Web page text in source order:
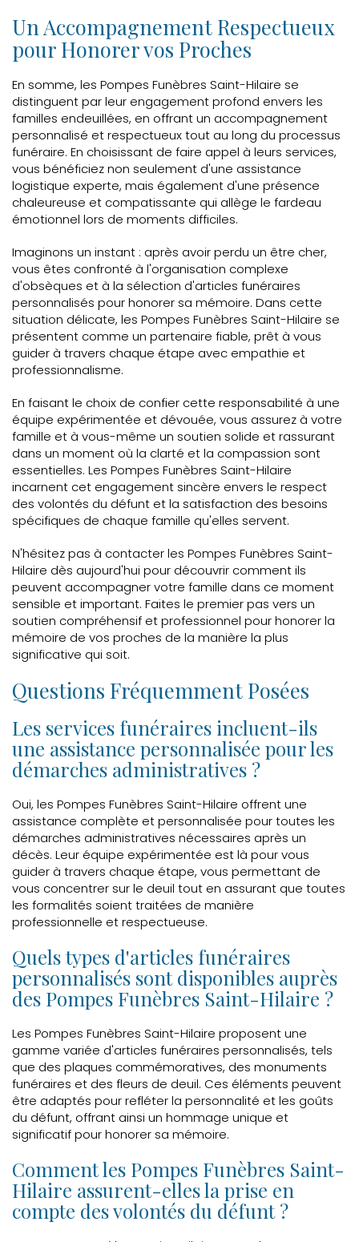
Un Accompagnement Respectueux
pour Honorer vos Proches
En somme, les Pompes Funèbres Saint-Hilaire se
distinguent par leur engagement profond envers les
familles endeuillées, en offrant un accompagnement
personnalisé et respectueux tout au long du processus
funéraire. En choisissant de faire appel à leurs services,
vous bénéficiez non seulement d'une assistance
logistique experte, mais également d'une présence
chaleureuse et compatissante qui allège le fardeau
émotionnel lors de moments difficiles.
Imaginons un instant : après avoir perdu un être cher,
vous êtes confronté à l'organisation complexe
d'obsèques et à la sélection d'articles funéraires
personnalisés pour honorer sa mémoire. Dans cette
situation délicate, les Pompes Funèbres Saint-Hilaire se
présentent comme un partenaire fiable, prêt à vous
guider à travers chaque étape avec empathie et
professionnalisme.
En faisant le choix de confier cette responsabilité à une
équipe expérimentée et dévouée, vous assurez à votre
famille et à vous-même un soutien solide et rassurant
dans un moment où la clarté et la compassion sont
essentielles. Les Pompes Funèbres Saint-Hilaire
incarnent cet engagement sincère envers le respect
des volontés du défunt et la satisfaction des besoins
spécifiques de chaque famille qu'elles servent.
N'hésitez pas à contacter les Pompes Funèbres Saint-
Hilaire dès aujourd'hui pour découvrir comment ils
peuvent accompagner votre famille dans ce moment
sensible et important. Faites le premier pas vers un
soutien compréhensif et professionnel pour honorer la
mémoire de vos proches de la manière la plus
significative qui soit.
Questions Fréquemment Posées
Les services funéraires incluent-ils
une assistance personnalisée pour les
démarches administratives ?
Oui, les Pompes Funèbres Saint-Hilaire offrent une
assistance complète et personnalisée pour toutes les
démarches administratives nécessaires après un
décès. Leur équipe expérimentée est là pour vous
guider à travers chaque étape, vous permettant de
vous concentrer sur le deuil tout en assurant que toutes
les formalités soient traitées de manière
professionnelle et respectueuse.
Quels types d'articles funéraires
personnalisés sont disponibles auprès
des Pompes Funèbres Saint-Hilaire ?
Les Pompes Funèbres Saint-Hilaire proposent une
gamme variée d'articles funéraires personnalisés, tels
que des plaques commémoratives, des monuments
funéraires et des fleurs de deuil. Ces éléments peuvent
être adaptés pour refléter la personnalité et les goûts
du défunt, offrant ainsi un hommage unique et
significatif pour honorer sa mémoire.
Comment les Pompes Funèbres Saint-
Hilaire assurent-elles la prise en
compte des volontés du défunt ?